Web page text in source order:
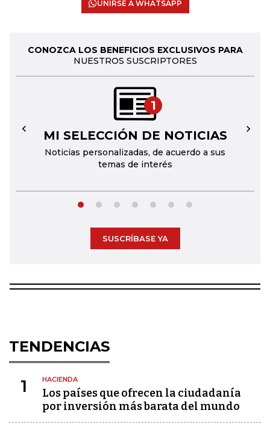
UNIRSE A WHATSAPP
CONOZCA LOS BENEFICIOS EXCLUSIVOS PARA
NUESTROS SUSCRIPTORES
1
MI SELECCIÓN DE NOTICIAS
Noticias personalizadas, de acuerdo a sus
temas de interés
← →
SUSCRÍBASE YA
TENDENCIAS
1 HACIENDA
Los países que ofrecen la ciudadanía
por inversión más barata del mundo